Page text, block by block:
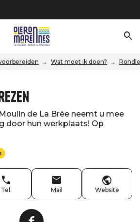
Wat moet ik doen?
de La Brée neemt u mee
door hun werkplaats! Op
Tel. Mail Website